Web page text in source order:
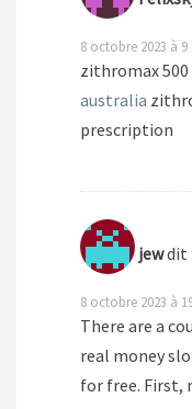
8 octobre 2023 à 9
zithromax 500
australia
prescription
jewdit :
8 octobre 2023 à
There are a
real money
for free. First,